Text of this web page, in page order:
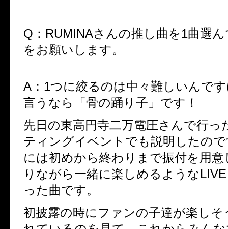
Q：RUMINAさんの推し曲を1曲選
をお願いします。
A： 1つに絞るのは中々難しいんで
言うなら「骨の踊り子」です！
先日の東高円寺二万電圧さんで行っ
ティングイベントでも説明したの
には初めから終わりまで振付を用
りながら一緒に楽しめるようなLIVE
った曲です。
初披露の時にファンの子達が楽し